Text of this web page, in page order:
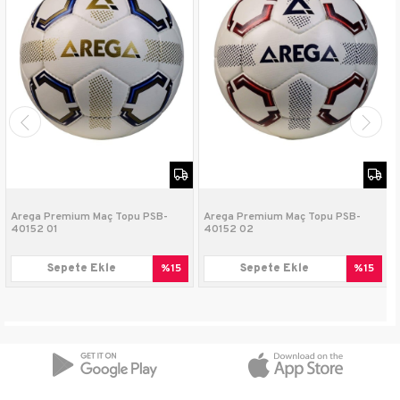
İyi bir futbol topunu nasıl seçerim?
Öncelikle topu hangi amaçla kullandığınız önemlidir.
Örneğin profesyonel veya amatör olmanız, kullanılacak
zemin seçiminizi etkileyecektir. Fifa’nın belirlediği
standartlar açısından bakarsak en yüksek standartlara
sahip toplar “Fifa Quality Pro” standartları olanlarıdır.
malzemeden yapılmış toplar tercih edilmelidir. Özetle;
uygun olduğu anlamına gelmez.
Çabuk patlar mı? Soyulma olur mu?
promosyon amaçlı üretilen toplar ile karıştırılmaması
Arega Premium Maç Topu PSB-
40152 01
Sepete Ekle %15
Arega Premium Maç Topu PSB-
40152 02
Sepete Ekle %15